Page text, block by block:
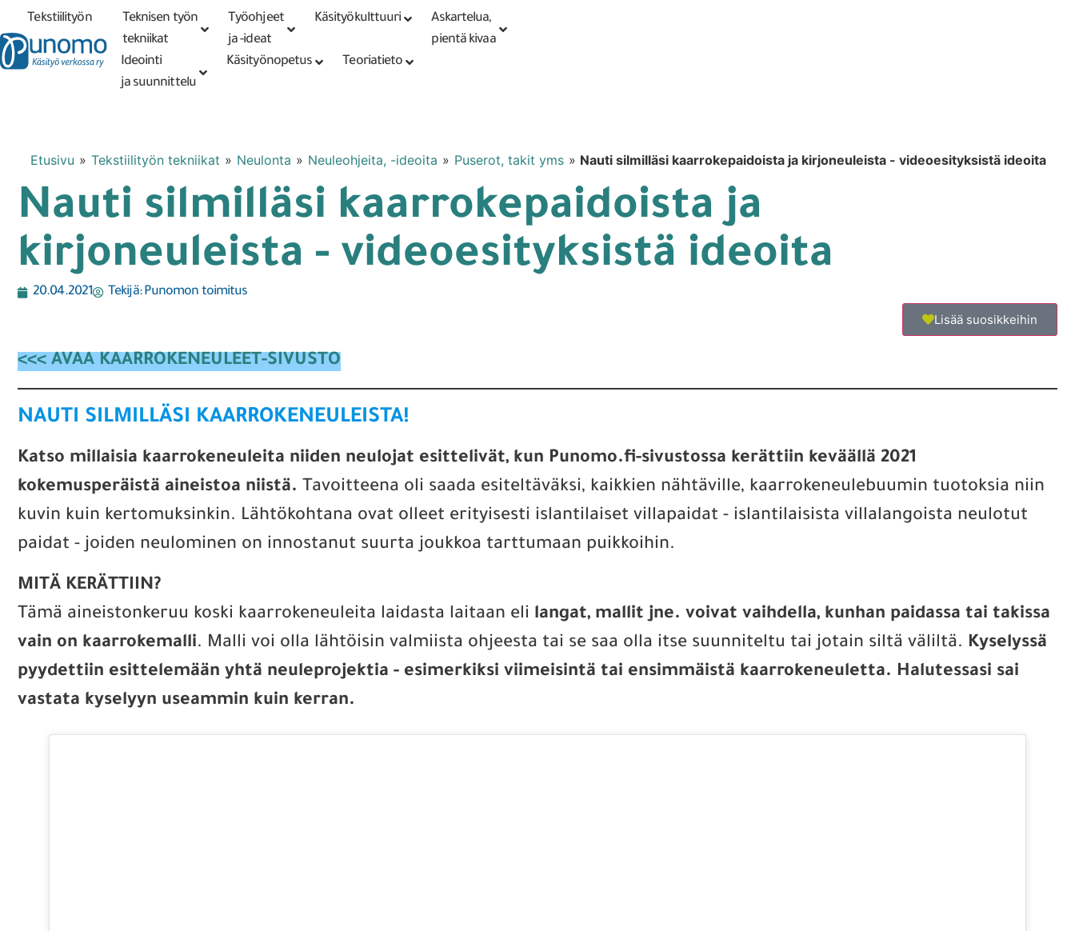
Tarkennettu PunomoputiikkiKirjaudu tai
rekisteröidy
Tekstiilityön
tekniikat
Teknisen työn
tekniikat
Työohjeet
ja -ideat
Käsityökulttuuri
Askartelua,
pientä kivaa
Ideointi
ja suunnittelu
Käsityönopetus Teoriatieto
Etusivu » Tekstiilityön tekniikat » Neulonta » Neuleohjeita, -ideoita » Puserot, takit yms » Nauti silmilläsi kaarrokepaidoista ja kirjoneuleista - videoesityksistä ideoita
Nauti silmilläsi kaarrokepaidoista ja
kirjoneuleista - videoesityksistä ideoita
20.04.2021 Tekijä:Punomon toimitus
Lisää suosikkeihin
<<< AVAA KAARROKENEULEET-SIVUSTO
NAUTI SILMILLÄSI KAARROKENEULEISTA!
Katso millaisia kaarrokeneuleita niiden neulojat esittelivät, kun Punomo.fi-sivustossa kerättiin keväällä 2021
kokemusperäistä aineistoa niistä. Tavoitteena oli saada esiteltäväksi, kaikkien nähtäville, kaarrokeneulebuumin tuotoksia niin
kuvin kuin kertomuksinkin. Lähtökohtana ovat olleet erityisesti islantilaiset villapaidat - islantilaisista villalangoista neulotut
paidat - joiden neulominen on innostanut suurta joukkoa tarttumaan puikkoihin.
MITÄ KERÄTTIIN?
Tämä aineistonkeruu koski kaarrokeneuleita laidasta laitaan eli langat, mallit jne. voivat vaihdella, kunhan paidassa tai takissa
vain on kaarrokemalli. Malli voi olla lähtöisin valmiista ohjeesta tai se saa olla itse suunniteltu tai jotain siltä väliltä. Kyselyssä
pyydettiin esittelemään yhtä neuleprojektia - esimerkiksi viimeisintä tai ensimmäistä kaarrokeneuletta. Halutessasi sai
vastata kyselyyn useammin kuin kerran.